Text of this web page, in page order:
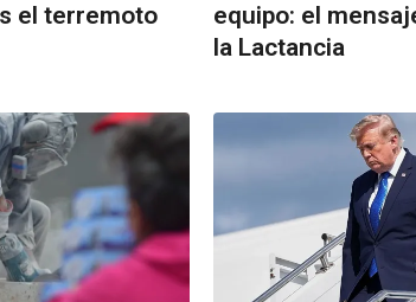
el terremoto
equipo: el
la Lactancia